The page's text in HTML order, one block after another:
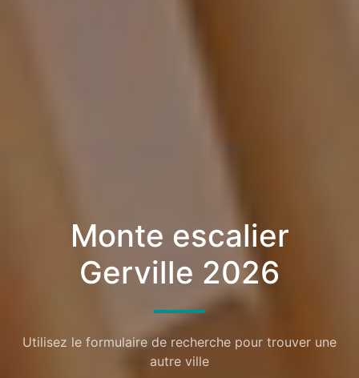
Monte escalier
Gerville 2026
Utilisez le formulaire de recherche pour trouver une
autre ville